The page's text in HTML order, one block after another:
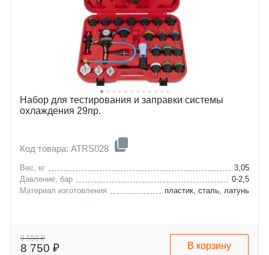
Набор для тестирования и заправки системы
охлаждения 29пр.
Код товара: ATRS028
Вес, кг
3,05
Давление, бар
0-2,5
Материал изготовления
пластик, сталь, латунь
9 550 ₽
8 750 ₽ В корзину